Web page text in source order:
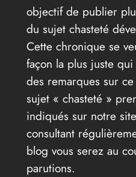
objectif de publier
du sujet chasteté
Cette chronique se
façon la plus juste
des remarques sur
sujet « chasteté »
indiqués sur notre
consultant
blog vous serez au
parutions.